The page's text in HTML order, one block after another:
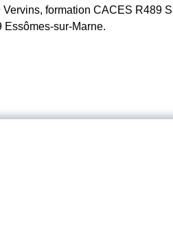
formation CACES R489
sur-Marne.